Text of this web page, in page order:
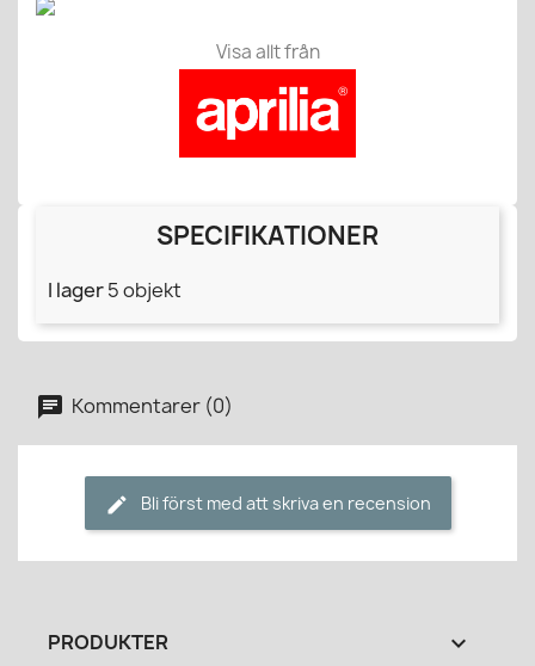
Visa allt från
SPECIFIKATIONER
I lager5 objekt
Kommentarer (0)
Bli först med att skriva en recension
PRODUKTER 